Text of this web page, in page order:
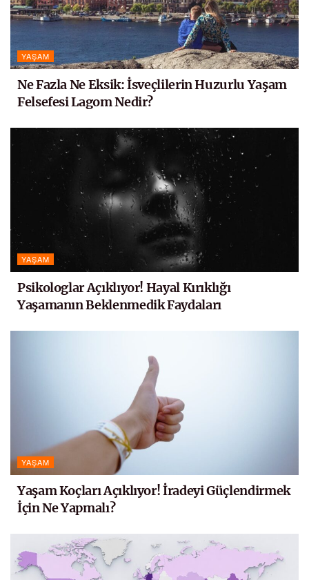
YAŞAM
Ne Fazla Ne Eksik: İsveçlilerin Huzurlu Yaşam
Felsefesi Lagom Nedir?
YAŞAM
Psikologlar Açıklıyor! Hayal Kırıklığı
Yaşamanın Beklenmedik Faydaları
YAŞAM
Yaşam Koçları Açıklıyor! İradeyi Güçlendirmek
İçin Ne Yapmalı?